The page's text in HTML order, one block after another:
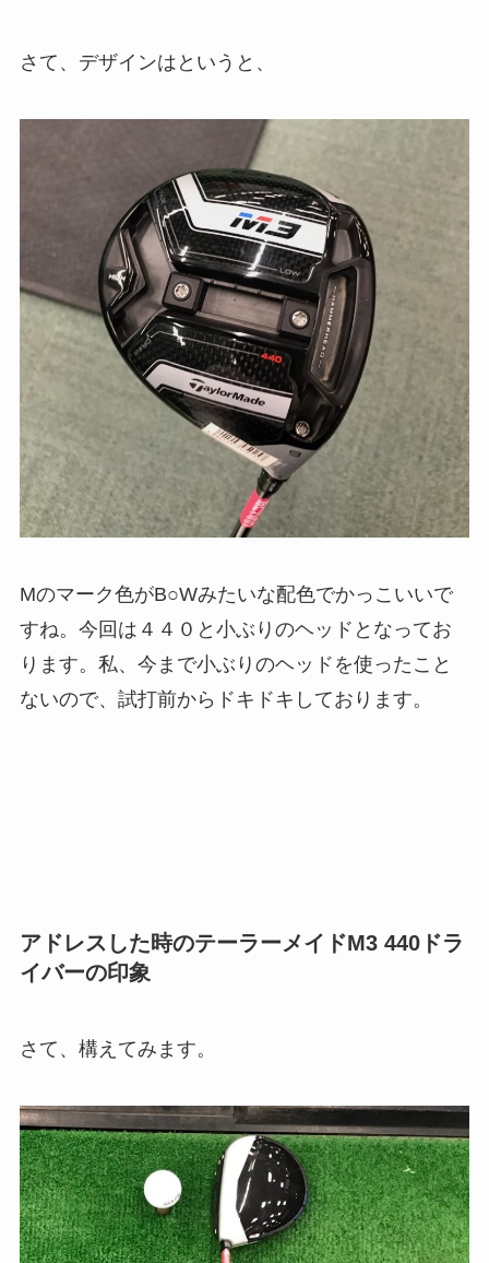
さて、デザインはというと、
Mのマーク色がB○Wみたいな配色でかっこいいで
すね。今回は４４０と小ぶりのヘッドとなってお
ります。私、今まで小ぶりのヘッドを使ったこと
ないので、試打前からドキドキしております。
アドレスした時のテーラーメイドM3 440ドラ
イバーの印象
さて、構えてみます。